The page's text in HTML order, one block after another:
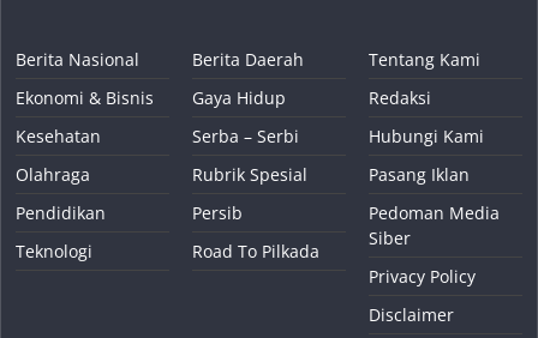
Berita Nasional
Ekonomi & Bisnis
Kesehatan
Olahraga
Pendidikan
Teknologi
Berita Daerah
Gaya Hidup
Serba – Serbi
Rubrik Spesial
Persib
Road To Pilkada
Tentang Kami
Redaksi
Hubungi Kami
Pasang Iklan
Pedoman Media
Siber
Privacy Policy
Disclaimer